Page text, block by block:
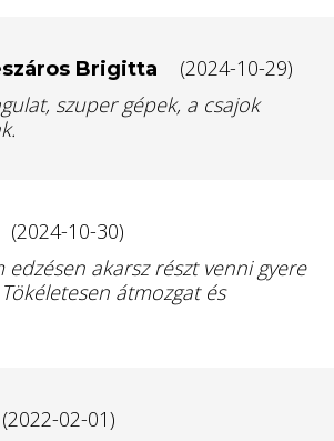
Brigitta
(2024-10-29)
szuper gépek, a csajok
(2024-10-30)
edzésen akarsz részt venni gyere
átmozgat és
(2022-02-01)